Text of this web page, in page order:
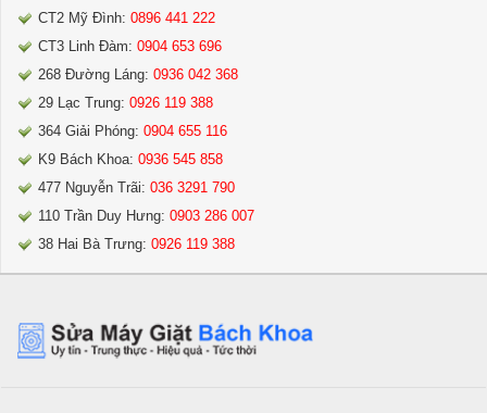
CT2 Mỹ Đình: 0896 441 222
CT3 Linh Đàm: 0904 653 696
268 Đường Láng: 0936 042 368
29 Lạc Trung: 0926 119 388
364 Giải Phóng: 0904 655 116
K9 Bách Khoa: 0936 545 858
477 Nguyễn Trãi: 036 3291 790
110 Trần Duy Hưng: 0903 286 007
38 Hai Bà Trưng: 0926 119 388